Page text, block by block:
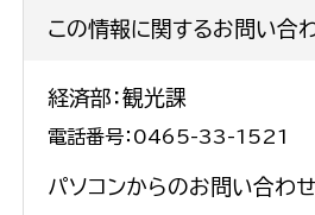
この情報に関するお問い合
経済部：観光課
電話番号：0465-33-1521
パソコンからのお問い合わ